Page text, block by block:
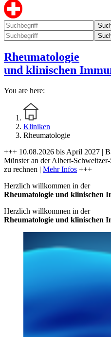
Rheumatologie
und klinischen
You are here:
Kliniken
Rheumatologie
+++ 10.08.2026 bis April 2027 |
Münster an der Albert-
zu rechnen | Mehr Infos +++
Herzlich willkommen in der
Rheumatologie und klinischen
Herzlich willkommen in der
Rheumatologie und klinischen